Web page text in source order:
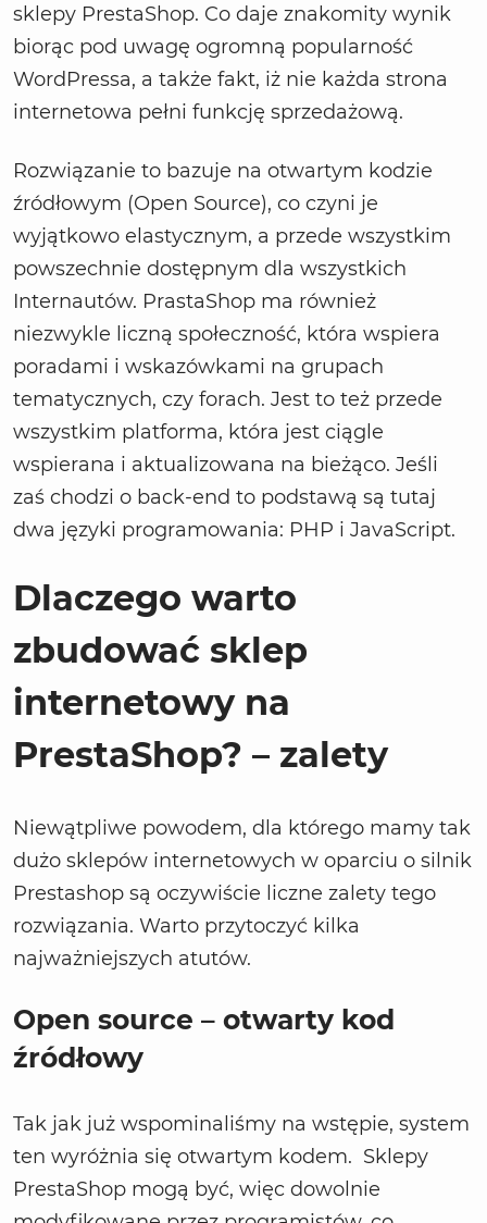
sklepy PrestaShop. Co daje znakomity wynik
biorąc pod uwagę ogromną popularność
WordPressa, a także fakt, iż nie każda strona
internetowa pełni funkcję sprzedażową.
Rozwiązanie to bazuje na otwartym kodzie
źródłowym (Open Source), co czyni je
wyjątkowo elastycznym, a przede wszystkim
powszechnie dostępnym dla wszystkich
Internautów. PrastaShop ma również
niezwykle liczną społeczność, która wspiera
poradami i wskazówkami na grupach
tematycznych, czy forach. Jest to też przede
wszystkim platforma, która jest ciągle
wspierana i aktualizowana na bieżąco. Jeśli
zaś chodzi o back-end to podstawą są tutaj
dwa języki programowania: PHP i JavaScript.
Dlaczego warto
zbudować sklep
internetowy na
PrestaShop? – zalety
Niewątpliwe powodem, dla którego mamy tak
dużo sklepów internetowych w oparciu o silnik
Prestashop są oczywiście liczne zalety tego
rozwiązania. Warto przytoczyć kilka
najważniejszych atutów.
Open source – otwarty kod
źródłowy
Tak jak już wspominaliśmy na wstępie, system
ten wyróżnia się otwartym kodem. Sklepy
PrestaShop mogą być, więc dowolnie